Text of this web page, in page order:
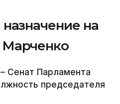
на
Марченко
Сенат Парламента
председателя